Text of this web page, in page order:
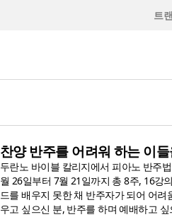
트
찬양 반주를 어려워 하는 이
두란노 바이블 칼리지에서 피아노 반주
월 26일부터 7월 21일까지 총 8주, 16강
드를 배우지 못한 채 반주자가 되어 어
우고 싶으신 분, 반주를 하며 예배하고